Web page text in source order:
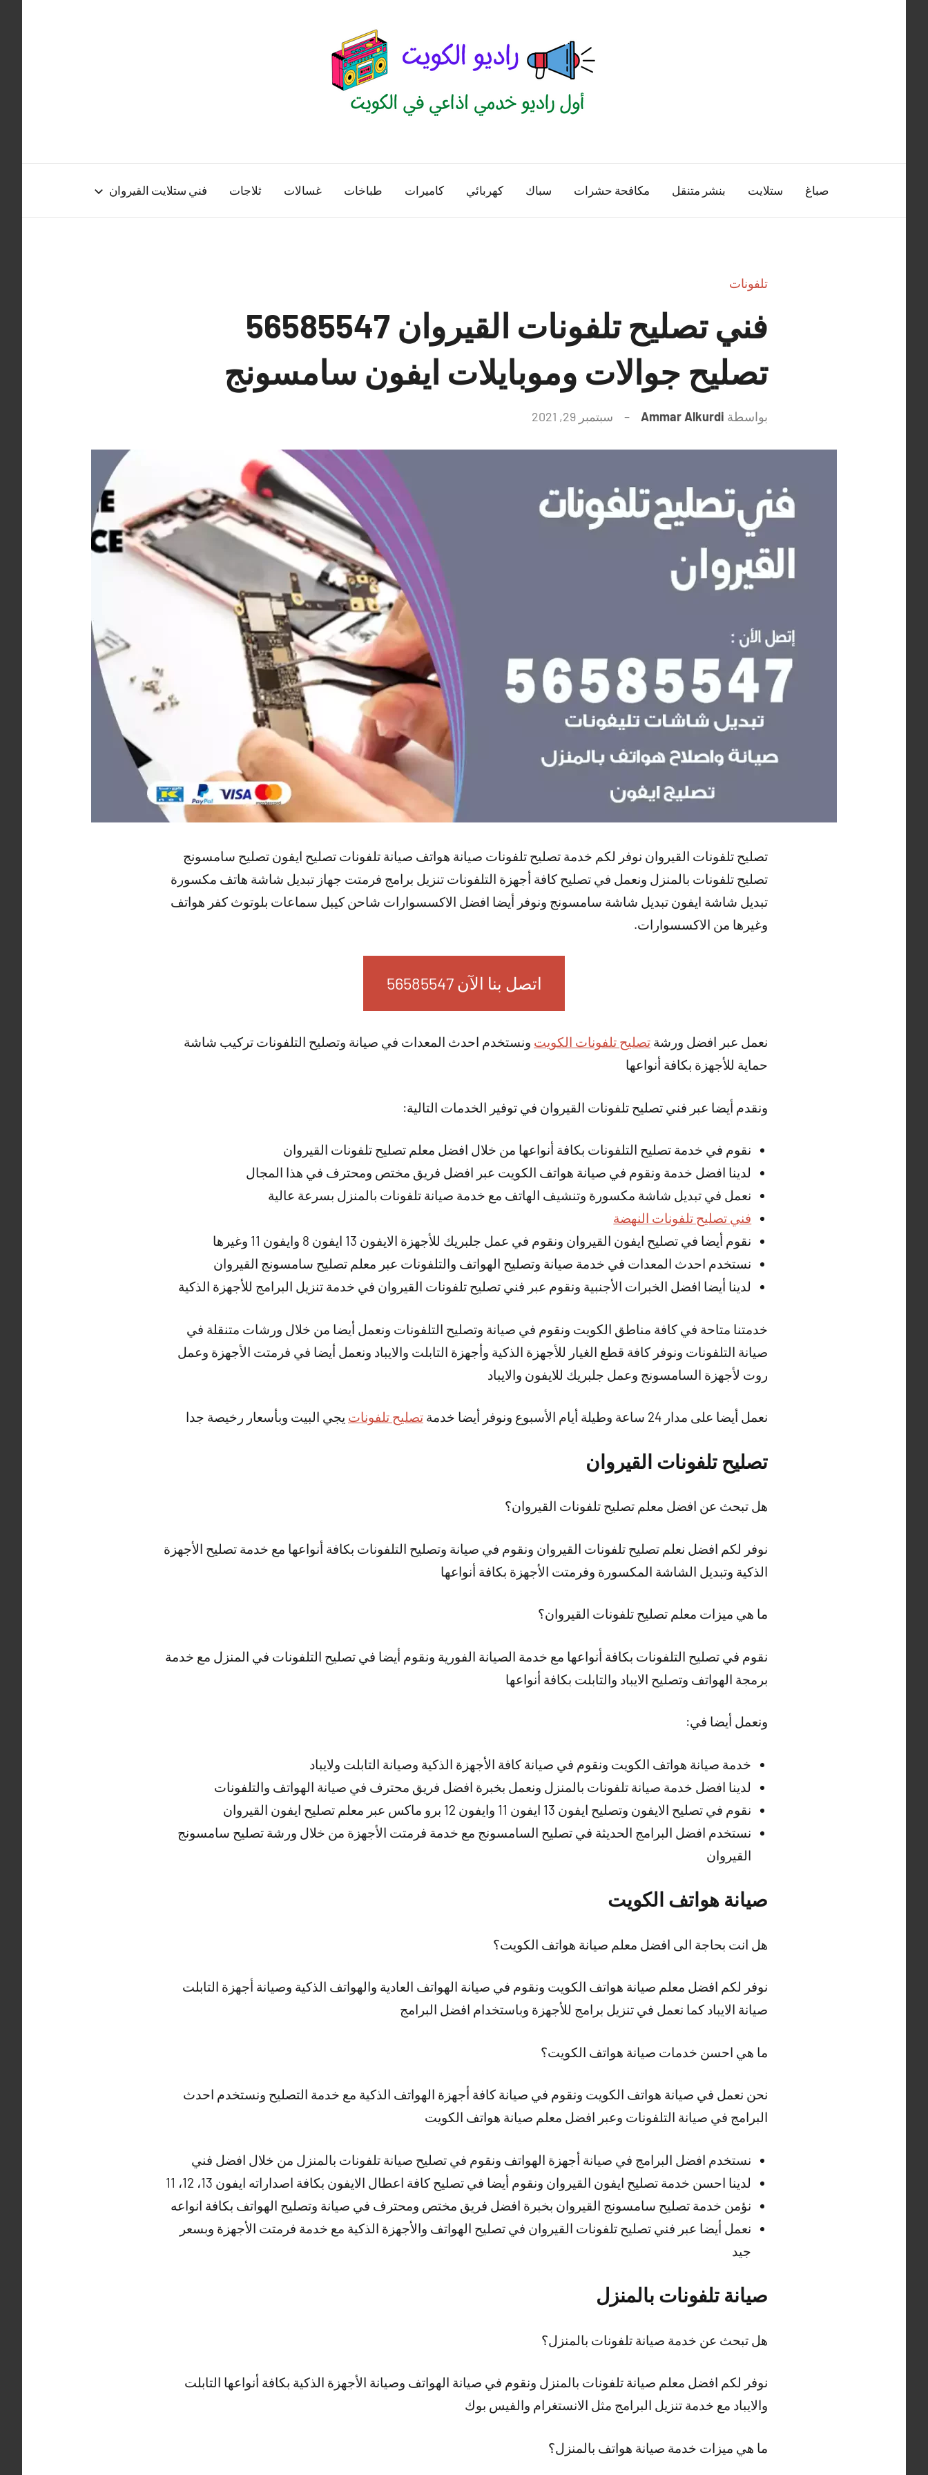
الكويت
منصة
اذاعية
صباغ ستلايت بنشر متنقل مكافحة حشرات سباك كهربائي كاميرات طباخات غسالات ثلاجات فني ستلايت القيروان
تلفونات
فني تصليح تلفونات القيروان 56585547
تصليح جوالات وموبايلات ايفون سامسونج
بواسطة Ammar Alkurdi سبتمبر 29, 2021
تصليح تلفونات القيروان نوفر لكم خدمة تصليح تلفونات صيانة هواتف صيانة تلفونات تصليح ايفون تصليح سامسونج
تصليح تلفونات بالمنزل ونعمل في تصليح كافة أجهزة التلفونات تنزيل برامج فرمتت جهاز تبديل شاشة هاتف مكسورة
تبديل شاشة ايفون تبديل شاشة سامسونج ونوفر أيضا افضل الاكسسوارات شاحن كيبل سماعات بلوتوث كفر هواتف
وغيرها من الاكسسوارات.
اتصل بنا الآن 56585547
نعمل عبر افضل ورشة تصليح تلفونات الكويت ونستخدم احدث المعدات في صيانة وتصليح التلفونات تركيب شاشة
حماية للأجهزة بكافة أنواعها
ونقدم أيضا عبر فني تصليح تلفونات القيروان في توفير الخدمات التالية:
نقوم في خدمة تصليح التلفونات بكافة أنواعها من خلال افضل معلم تصليح تلفونات القيروان
لدينا افضل خدمة ونقوم في صيانة هواتف الكويت عبر افضل فريق مختص ومحترف في هذا المجال
نعمل في تبديل شاشة مكسورة وتنشيف الهاتف مع خدمة صيانة تلفونات بالمنزل بسرعة عالية
فني تصليح تلفونات النهضة
نقوم أيضا في تصليح ايفون القيروان ونقوم في عمل جلبريك للأجهزة الايفون 13 ايفون 8 وايفون 11 وغيرها
نستخدم احدث المعدات في خدمة صيانة وتصليح الهواتف والتلفونات عبر معلم تصليح سامسونج القيروان
لدينا أيضا افضل الخبرات الأجنبية ونقوم عبر فني تصليح تلفونات القيروان في خدمة تنزيل البرامج للأجهزة الذكية
خدمتنا متاحة في كافة مناطق الكويت ونقوم في صيانة وتصليح التلفونات ونعمل أيضا من خلال ورشات متنقلة في
صيانة التلفونات ونوفر كافة قطع الغيار للأجهزة الذكية وأجهزة التابلت والايباد ونعمل أيضا في فرمتت الأجهزة وعمل
روت لأجهزة السامسونج وعمل جلبريك للايفون والايباد
نعمل أيضا على مدار 24 ساعة وطيلة أيام الأسبوع ونوفر أيضا خدمة تصليح تلفونات يجي البيت وبأسعار رخيصة جدا
تصليح تلفونات القيروان
هل تبحث عن افضل معلم تصليح تلفونات القيروان؟
نوفر لكم افضل نعلم تصليح تلفونات القيروان ونقوم في صيانة وتصليح التلفونات بكافة أنواعها مع خدمة تصليح الأجهزة
الذكية وتبديل الشاشة المكسورة وفرمتت الأجهزة بكافة أنواعها
ما هي ميزات معلم تصليح تلفونات القيروان؟
نقوم في تصليح التلفونات بكافة أنواعها مع خدمة الصيانة الفورية ونقوم أيضا في تصليح التلفونات في المنزل مع خدمة
برمجة الهواتف وتصليح الايباد والتابلت بكافة أنواعها
ونعمل أيضا في:
خدمة صيانة هواتف الكويت ونقوم في صيانة كافة الأجهزة الذكية وصيانة التابلت ولايباد
لدينا افضل خدمة صيانة تلفونات بالمنزل ونعمل بخبرة افضل فريق محترف في صيانة الهواتف والتلفونات
نقوم في تصليح الايفون وتصليح ايفون 13 ايفون 11 وايفون 12 برو ماكس عبر معلم تصليح ايفون القيروان
نستخدم افضل البرامج الحديثة في تصليح السامسونج مع خدمة فرمتت الأجهزة من خلال ورشة تصليح سامسونج
القيروان
صيانة هواتف الكويت
هل انت بحاجة الى افضل معلم صيانة هواتف الكويت؟
نوفر لكم افضل معلم صيانة هواتف الكويت ونقوم في صيانة الهواتف العادية والهواتف الذكية وصيانة أجهزة التابلت
صيانة الايباد كما نعمل في تنزيل برامج للأجهزة وباستخدام افضل البرامج
ما هي احسن خدمات صيانة هواتف الكويت؟
نحن نعمل في صيانة هواتف الكويت ونقوم في صيانة كافة أجهزة الهواتف الذكية مع خدمة التصليح ونستخدم احدث
البرامج في صيانة التلفونات وعبر افضل معلم صيانة هواتف الكويت
نستخدم افضل البرامج في صيانة أجهزة الهواتف ونقوم في تصليح صيانة تلفونات بالمنزل من خلال افضل فني
لدينا احسن خدمة تصليح ايفون القيروان ونقوم أيضا في تصليح كافة اعطال الايفون بكافة اصداراته ايفون 13، 12، 11
نؤمن خدمة تصليح سامسونج القيروان بخبرة افضل فريق مختص ومحترف في صيانة وتصليح الهواتف بكافة انواعه
نعمل أيضا عبر فني تصليح تلفونات القيروان في تصليح الهواتف والأجهزة الذكية مع خدمة فرمتت الأجهزة وبسعر
جيد
صيانة تلفونات بالمنزل
هل تبحث عن خدمة صيانة تلفونات بالمنزل؟
نوفر لكم افضل معلم صيانة تلفونات بالمنزل ونقوم في صيانة الهواتف وصيانة الأجهزة الذكية بكافة أنواعها التابلت
والايباد مع خدمة تنزيل البرامج مثل الانستغرام والفيس بوك
ما هي ميزات خدمة صيانة هواتف بالمنزل؟